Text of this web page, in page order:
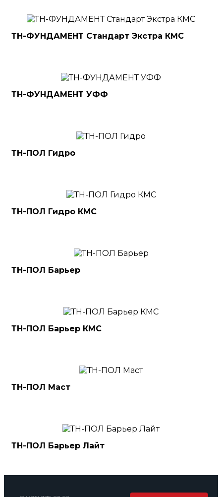
ТН-ФУНДАМЕНТ Стандарт Экстра КМС
ТН-ФУНДАМЕНТ УФФ
ТН-ПОЛ Гидро
ТН-ПОЛ Гидро КМС
ТН-ПОЛ Барьер
ТН-ПОЛ Барьер КМС
ТН-ПОЛ Маст
ТН-ПОЛ Барьер Лайт